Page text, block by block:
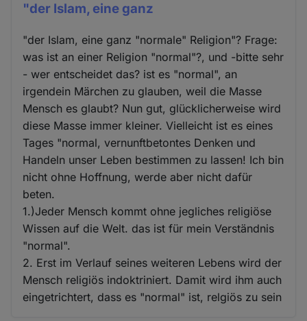
"der Islam, eine ganz
"der Islam, eine ganz "normale" Religion"? Frage:
was ist an einer Religion "normal"?, und -bitte sehr
- wer entscheidet das? ist es "normal", an
irgendein Märchen zu glauben, weil die Masse
Mensch es glaubt? Nun gut, glücklicherweise wird
diese Masse immer kleiner. Vielleicht ist es eines
Tages "normal, vernunftbetontes Denken und
Handeln unser Leben bestimmen zu lassen! Ich bin
nicht ohne Hoffnung, werde aber nicht dafür
beten.
1.)Jeder Mensch kommt ohne jegliches religiöse
Wissen auf die Welt. das ist für mein Verständnis
"normal".
2. Erst im Verlauf seines weiteren Lebens wird der
Mensch religiös indoktriniert. Damit wird ihm auch
eingetrichtert, dass es "normal" ist, relgiös zu sein